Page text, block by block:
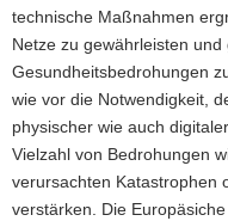
technische Maßnahmen
Netze zu gewährleisten
Gesundheitsbedrohungen
wie vor die Notwendigkeit,
physischer wie auch
Vielzahl von Bedrohungen
verursachten Katastrophen
verstärken. Die